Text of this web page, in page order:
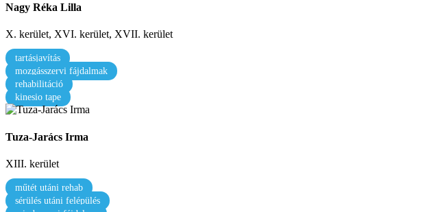
Nagy Réka Lilla
X. kerület, XVI. kerület, XVII. kerület
tartásjavítás
mozgásszervi fájdalmak
rehabilitáció
kinesio tape
Tuza-Jarács Irma
XIII. kerület
műtét utáni rehab
sérülés utáni felépülés